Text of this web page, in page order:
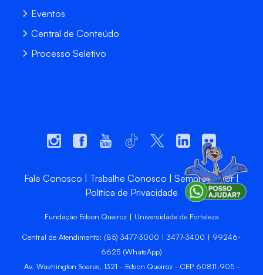
Eventos
Central de Conteúdo
Processo Seletivo
Fale Conosco Trabalhe Conosco
Sempre Unifor
Política de Privacidade
Fundação Edson Queiroz | Universidade de Fortaleza
Central de Atendimento: (85) 3477-3000 | 3477-3400 | 99246-
6625 (WhatsApp)
Av. Washington Soares, 1321 - Edson Queiroz - CEP 60811-905 -